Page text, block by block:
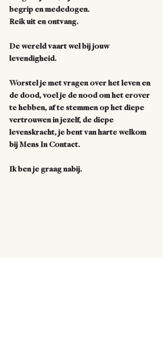
begrip en mededogen.
Reik uit en ontvang.
De wereld vaart wel bij jouw
levendigheid.
Worstel je met vragen over het leven en
de dood, voel je de nood om het erover
te hebben, af te stemmen op het diepe
vertrouwen in jezelf, de diepe
levenskracht, je bent van harte welkom
bij Mens In Contact.
Ik ben je graag nabij.